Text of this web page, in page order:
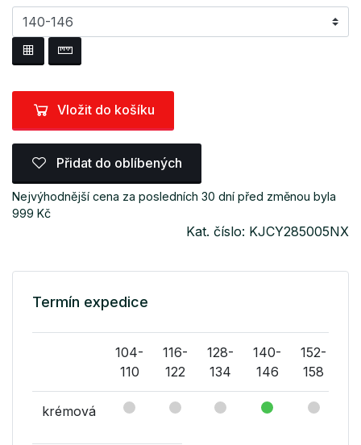
Vložit do košíku
Přidat do oblíbených
Nejvýhodnější cena za posledních 30 dní před změnou byla
999 Kč
Kat. číslo: KJCY285005NX
Termín expedice
104-
110
116-
122
128-
134
140-
146
152-
158
krémová